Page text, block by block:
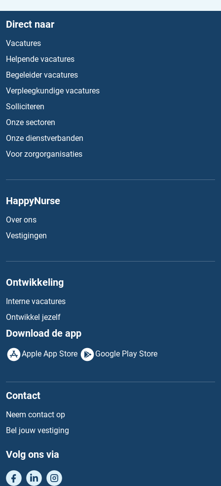
Direct naar
Vacatures
Helpende vacatures
Begeleider vacatures
Verpleegkundige vacatures
Solliciteren
Onze sectoren
Onze dienstverbanden
Voor zorgorganisaties
HappyNurse
Over ons
Vestigingen
Ontwikkeling
Interne vacatures
Ontwikkel jezelf
Download de app
Apple App Store Google Play Store
Contact
Neem contact op
Bel jouw vestiging
Volg ons via